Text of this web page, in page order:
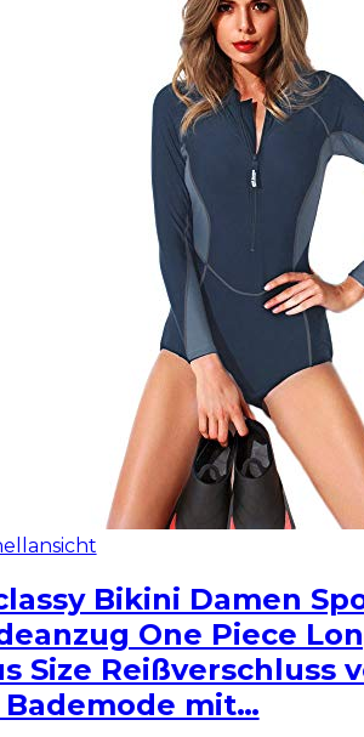
Bikini Damen
One Piece
Size Reißverschluss
Bademode mit…